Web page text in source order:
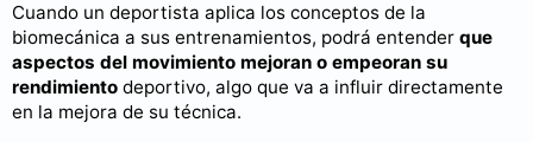
Cuando un deportista aplica los conceptos de la
biomecánica a sus entrenamientos, podrá entender que
aspectos del movimiento mejoran o empeoran su
rendimiento deportivo, algo que va a influir directamente
en la mejora de su técnica.